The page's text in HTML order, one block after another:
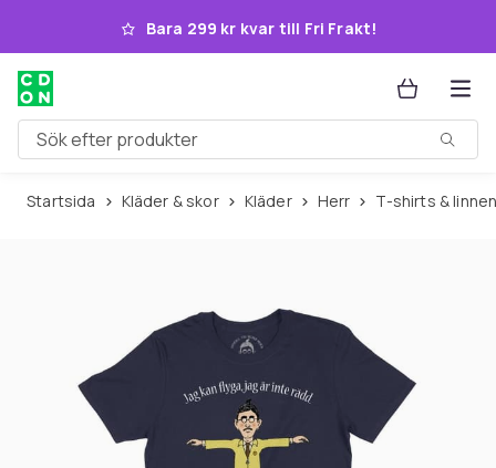
Hoppa till huvudinnehållet
Bara 299 kr kvar till Fri Frakt!
Sök efter produkter
Startsida Kläder & skor Kläder Herr T-shirts &